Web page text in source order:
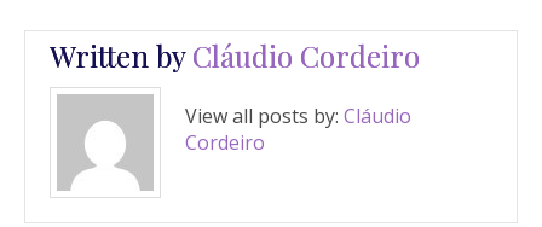
Written byCláudio Cordeiro
View all posts by: Cláudio
Cordeiro